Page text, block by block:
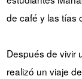
de café y las tías
Después de vivir
realizó un viaje